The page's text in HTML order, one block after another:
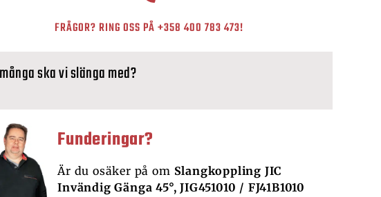
FRÅGOR? RING OSS PÅ+358 400 783 473!
ska vi slänga med?
Funderingar?
Är du osäker på om Slangkoppling JIC
Invändig Gänga 45°, JIG451010 / FJ41B1010